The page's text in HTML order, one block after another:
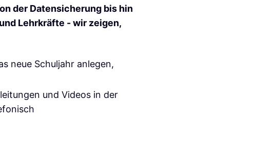
der Datensicherung bis hin
Lehrkräfte - wir zeigen,
neue Schuljahr anlegen,
und Videos in der